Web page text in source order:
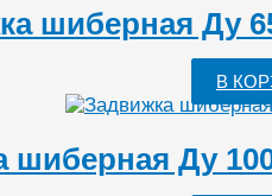
шиберная Ду
В
шиберная Ду